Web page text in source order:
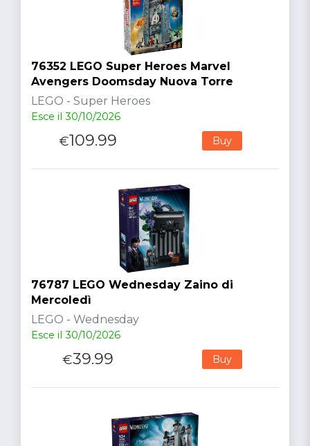
76352 LEGO Super Heroes Marvel
Avengers Doomsday Nuova Torre
LEGO - Super Heroes
Esce il 30/10/2026
€109.99 Buy
76787 LEGO Wednesday Zaino di
Mercoledì
LEGO - Wednesday
Esce il 30/10/2026
€39.99 Buy